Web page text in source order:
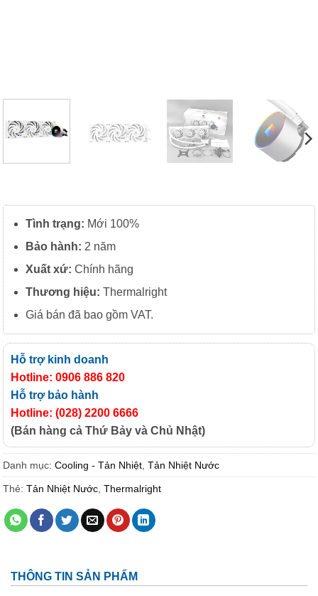
Tình trạng: Mới 100%
Bảo hành: 2 năm
Xuấtxứ: Chính hãng
Thương hiệu: Thermalright
Giá bán đã bao gồm VAT.
Hỗ trợ kinh doanh
Hotline: 0906 886 820
Hỗ trợ bảo hành
Hotline: (028) 2200 6666
(Bán hàng cả Thứ Bảy và Chủ Nhật)
Danh mục: Cooling - Tản Nhiệt Tản Nhiệt Nước
Thẻ: Tản Nhiệt Nước Thermalright
THÔNG TIN SẢN PHẨM